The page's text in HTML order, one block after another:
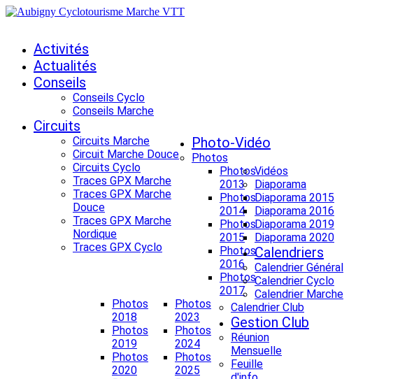
Activités
Actualités
Conseils
Conseils Cyclo
Conseils Marche
Circuits
Circuits Marche
Circuit Marche Douce
Circuits Cyclo
Traces GPX Marche
Traces GPX Marche
Douce
Traces GPX Marche
Nordique
Traces GPX Cyclo
Photo-Vidéo
Photos
Photos
2013
Photos
2014
Photos
2015
Photos
2016
Photos
2017
Photos
2018
Photos
2019
Photos
2020
Photos
2023
Photos
2024
Photos
2025
Vidéos
Diaporama
Diaporama 2015
Diaporama 2016
Diaporama 2019
Diaporama 2020
Calendriers
Calendrier Général
Calendrier Cyclo
Calendrier Marche
Calendrier Club
Gestion Club
Réunion
Mensuelle
Feuille